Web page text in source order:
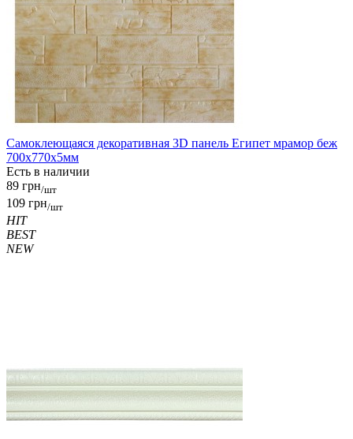
Самоклеющаяся декоративная 3D панель Египет мрамор беж
700x770x5мм
Есть в наличии
89 грн/шт
109 грн/шт
HIT
BEST
NEW